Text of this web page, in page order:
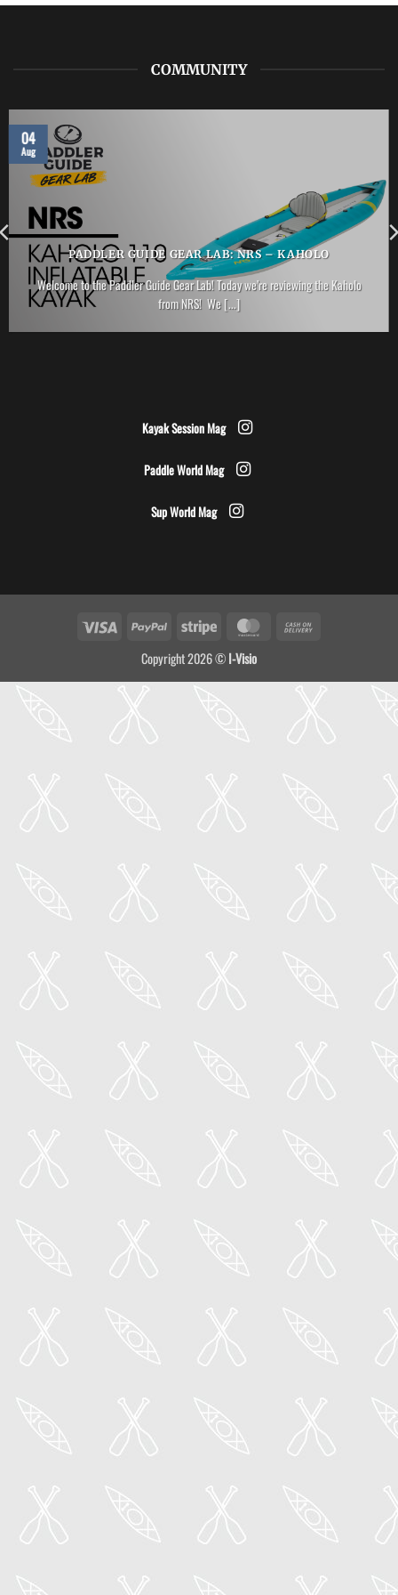
COMMUNITY
PADDLER GUIDE GEAR LAB: NRS – KAHOLO
Welcome to the Paddler Guide Gear Lab! Today we’re reviewing the Kaholo
from NRS! We [...]
04
Aug
Kayak Session Mag
Paddle World Mag
Sup World Mag
Visa PayPal Stripe MasterCard
Copyright 2026 ©I-Visio